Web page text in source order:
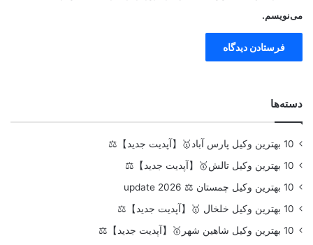
می‌نویسم.
دسته‌ها
10 بهترین وکیل پارس آباد🥇【آپدیت جدید】⚖️
10 بهترین وکیل تالش🥇【آپدیت جدید】⚖️
10 بهترین وکیل چمستان ⚖️ update 2026
10 بهترین وکیل خلخال 🥇【آپدیت جدید】⚖️
10 بهترین وکیل شاهین شهر🥇【آپدیت جدید】⚖️